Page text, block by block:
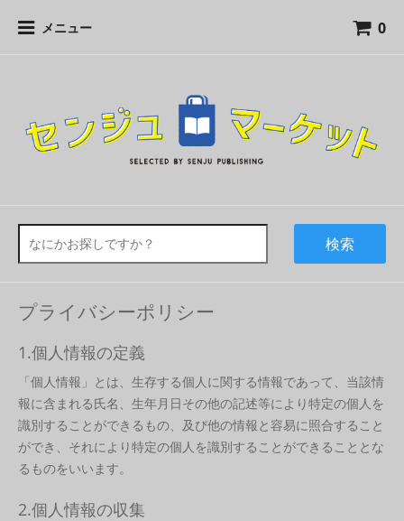
メニュー 0
検索
プライバシーポリシー
1.個人情報の定義
「個人情報」とは、生存する個人に関する情報であって、当該情
報に含まれる氏名、生年月日その他の記述等により特定の個人を
識別することができるもの、及び他の情報と容易に照合すること
ができ、それにより特定の個人を識別することができることとな
るものをいいます。
2.個人情報の収集